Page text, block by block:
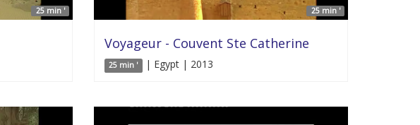
25 min ' 25 min '
Voyageur - Couvent Ste Catherine
25 min ' | Egypt | 2013